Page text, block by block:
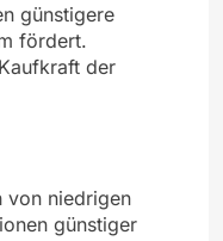
günstigere
fördert.
der
von niedrigen
günstiger